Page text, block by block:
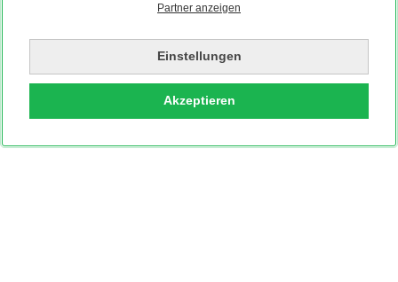
Partner anzeigen
Einstellungen
Akzeptieren